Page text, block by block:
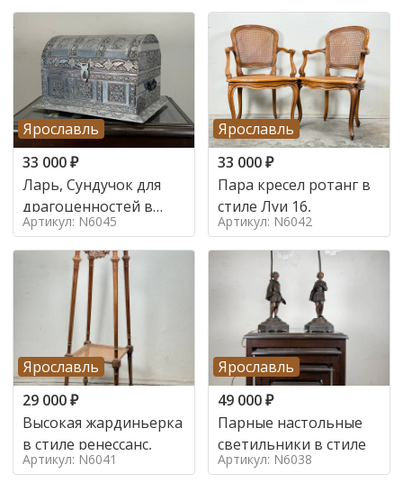
Ярославль
33 000₽
Ларь, Сундучок для
драгоценностей в
стиле
Артикул: N6045
Ярославль
33 000₽
Пара кресел ротанг в
стиле Луи 16,
Артикул: N6042
Ярославль
29 000₽
Высокая жардиньерка
в стиле ренессанс,
Артикул: N6041
Ярославль
49 000₽
Парные настольные
светильники в стиле
Артикул: N6038